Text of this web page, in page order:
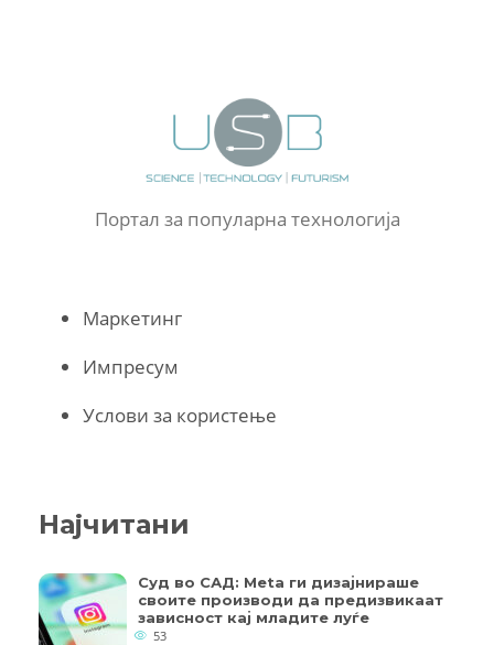
Портал за популарна технологија
Маркетинг
Импресум
Услови за користење
Најчитани
Суд во САД: Meta ги дизајнираше
своите производи да предизвикаат
зависност кај младите луѓе
53